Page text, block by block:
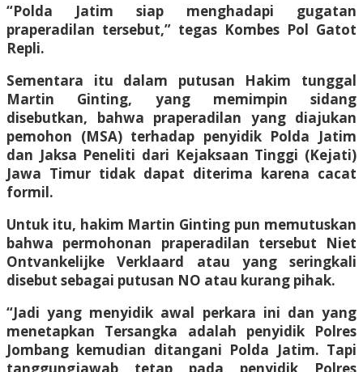
“Polda Jatim siap menghadapi gugatan
praperadilan tersebut,” tegas Kombes Pol Gatot
Repli.
Sementara itu dalam putusan Hakim tunggal
Martin Ginting, yang memimpin sidang
disebutkan, bahwa praperadilan yang diajukan
pemohon (MSA) terhadap penyidik Polda Jatim
dan Jaksa Peneliti dari Kejaksaan Tinggi (Kejati)
Jawa Timur tidak dapat diterima karena cacat
formil.
Untuk itu, hakim Martin Ginting pun memutuskan
bahwa permohonan praperadilan tersebut Niet
Ontvankelijke Verklaard atau yang seringkali
disebut sebagai putusan NO atau kurang pihak.
“Jadi yang menyidik awal perkara ini dan yang
menetapkan Tersangka adalah penyidik Polres
Jombang kemudian ditangani Polda Jatim. Tapi
tanggungjawab tetap pada penyidik Polres